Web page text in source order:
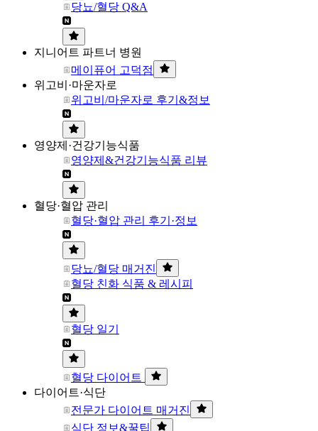
당뇨/혈당 Q&A
지니어트 파트너 병원
메이퓨어 고덕점
위고비·마운자로
위고비/마운자로 후기&정보
영양제·건강기능식품
영양제&건강기능식품 리뷰
혈당·혈압 관리
혈당·혈압 관리 후기·정보
당뇨/혈당 매거진
혈당 친화 식품 & 레시피
혈당 일기
혈당 다이어트
다이어트·식단
전문가 다이어트 매거진
식단 정보&꿀팁